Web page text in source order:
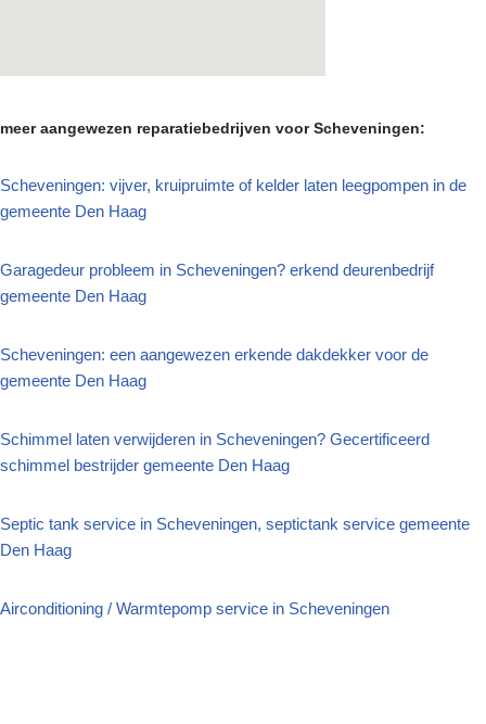
meer aangewezen reparatiebedrijven voor Scheveningen:
Scheveningen: vijver, kruipruimte of kelder laten leegpompen in de
gemeente Den Haag
Garagedeur probleem in Scheveningen? erkend deurenbedrijf
gemeente Den Haag
Scheveningen: een aangewezen erkende dakdekker voor de
gemeente Den Haag
Schimmel laten verwijderen in Scheveningen? Gecertificeerd
schimmel bestrijder gemeente Den Haag
Septic tank service in Scheveningen, septictank service gemeente
Den Haag
Airconditioning / Warmtepomp service in Scheveningen